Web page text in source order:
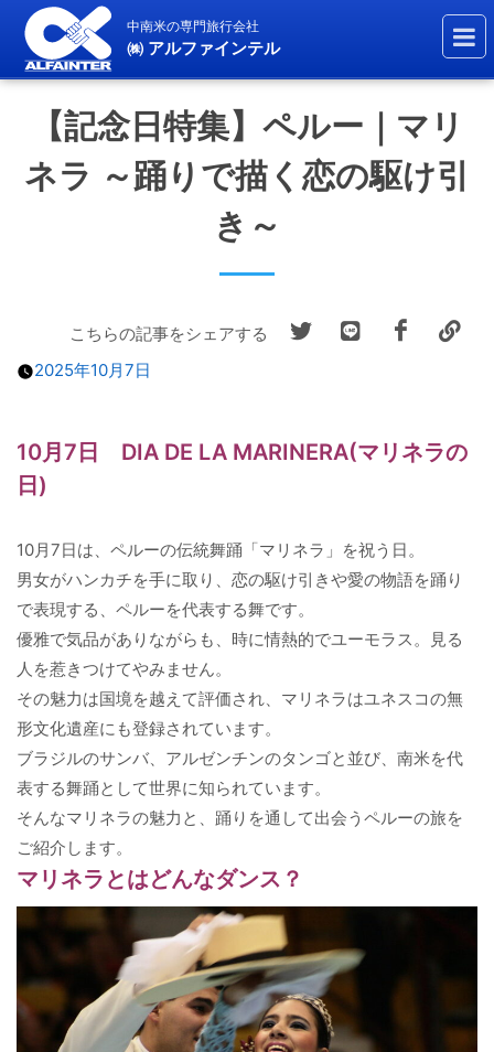
中南米の専門旅行会社
㈱ アルファインテル
【記念日特集】ペルー｜マリ
ネラ ～踊りで描く恋の駆け引
き～
こちらの記事をシェアする
2025年10月7日
10月7日 DIA DE LA MARINERA(マリネラの
日)
10月7日は、ペルーの伝統舞踊「マリネラ」を祝う日。
男女がハンカチを手に取り、恋の駆け引きや愛の物語を踊り
で表現する、ペルーを代表する舞です。
優雅で気品がありながらも、時に情熱的でユーモラス。見る
人を惹きつけてやみません。
その魅力は国境を越えて評価され、マリネラはユネスコの無
形文化遺産にも登録されています。
ブラジルのサンバ、アルゼンチンのタンゴと並び、南米を代
表する舞踊として世界に知られています。
そんなマリネラの魅力と、踊りを通して出会うペルーの旅を
ご紹介します。
マリネラとはどんなダンス？